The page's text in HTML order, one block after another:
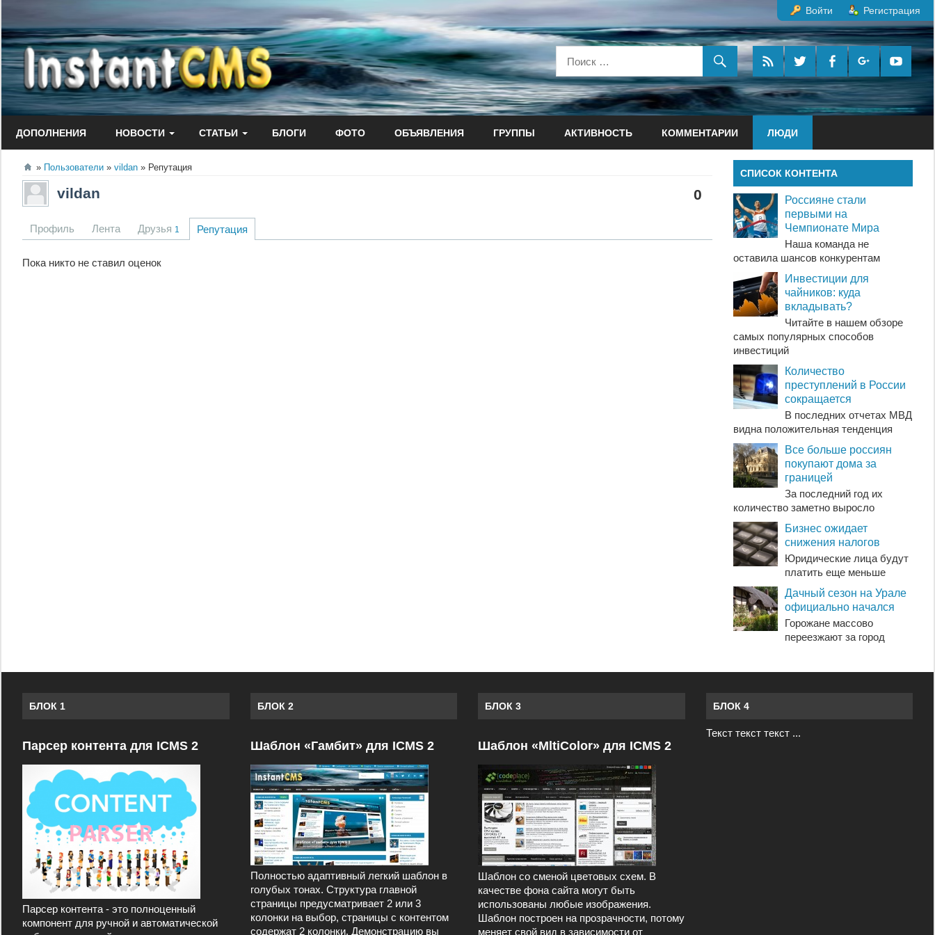
к
содержанию
Войти Регистрация
ДОПОЛНЕНИЯ НОВОСТИ СТАТЬИ БЛОГИ ФОТО ОБЪЯВЛЕНИЯ ГРУППЫ АКТИВНОСТЬ КОММЕНТАРИИ ЛЮДИ
Пользователи vildan Репутация
0
vildan
Профиль Лента Друзья 1 Репутация
Пока никто не ставил оценок
СПИСОК КОНТЕНТА
Россияне стали
первыми на
Чемпионате Мира
Наша команда не
оставила шансов конкурентам
Инвестиции для
чайников: куда
вкладывать?
Читайте в нашем обзоре
самых популярных способов
инвестиций
Количество
преступлений в России
сокращается
В последних отчетах МВД
видна положительная тенденция
Все больше россиян
покупают дома за
границей
За последний год их
количество заметно выросло
Бизнес ожидает
снижения налогов
Юридические лица будут
платить еще меньше
Дачный сезон на Урале
официально начался
Горожане массово
переезжают за город
БЛОК 1
Парсер контента для ICMS 2
Парсер контента - это полноценный
компонент для ручной и автоматической
БЛОК 2
Шаблон «Гамбит» для ICMS 2
Полностью адаптивный легкий шаблон в
голубых тонах. Структура главной
страницы предусматривает 2 или 3
колонки на выбор, страницы с контентом
содержат 2 колонки. Демонстрацию вы
БЛОК 3
Шаблон «MltiColor» для ICMS 2
Шаблон со сменой цветовых схем. В
качестве фона сайта могут быть
использованы любые изображения.
Шаблон построен на прозрачности, потому
меняет свой вид в зависимости от
БЛОК 4
Текст текст текст ...